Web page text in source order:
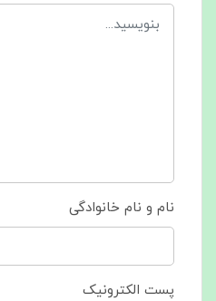
نام و نام خانوادگی
پست الکترونیک